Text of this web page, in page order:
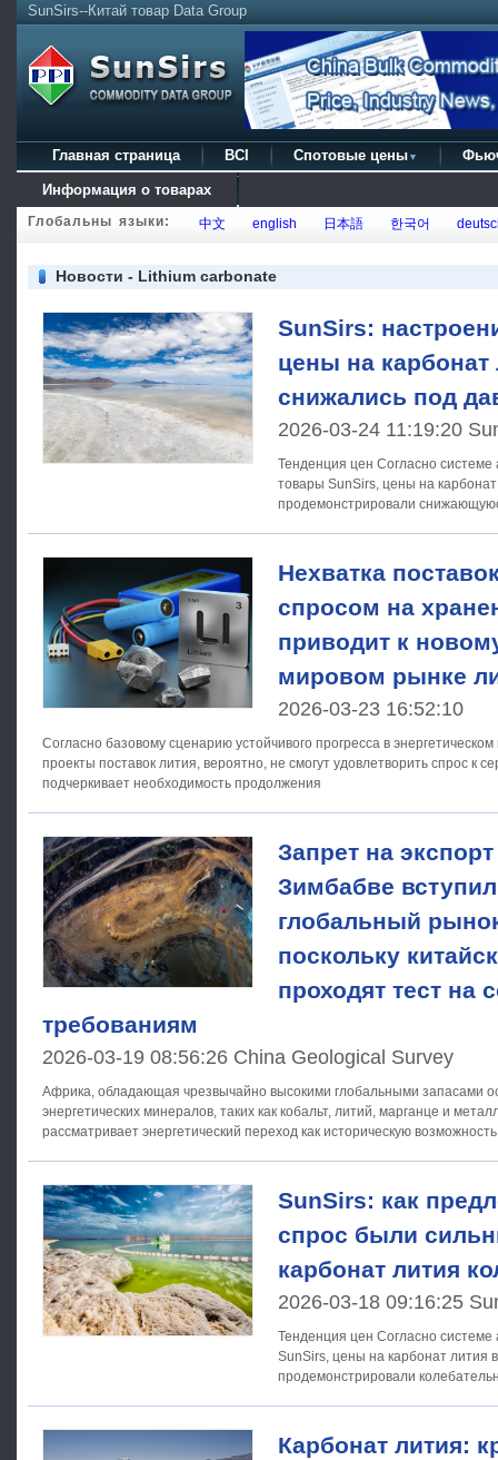
SunSirs--Китай товар Data Group
Главная страница BCI Спотовые цены ▼
Информация о товарах
Глобальны языки: 中文 english 日本語 한국어
Новости - Lithium carbonate
SunSirs:
цены на карбонат
снижались под
2026-03-24 11:19:20
Тенденция цен Согласно системе анализа цен на сырьевые
товары SunSirs, цены на
продемонстрировали
Нехватка
спросом на
приводит к
мировом рынке
2026-03-23 16:52:10
Согласно базовому сценарию устойчивого прогресса в
проекты поставок лития, вероятно, не смогут удовлетворить спрос к
подчеркивает необходимость продолжения
Запрет на
Зимбабве
глобальный
поскольку
проходят тест на
требованиям
2026-03-19 08:56:26 China Geological Survey
Африка, обладающая чрезвычайно высокими глобальными запасами
энергетических минералов, таких как кобальт, литий, марганце и
рассматривает энергетический переход как историческую возможность
SunSirs: как
спрос были
карбонат лития
2026-03-18 09:16:25
Тенденция цен Согласно системе анализа товарного рынка
SunSirs, цены на карбонат лития
продемонстрировали
Карбонат лития: